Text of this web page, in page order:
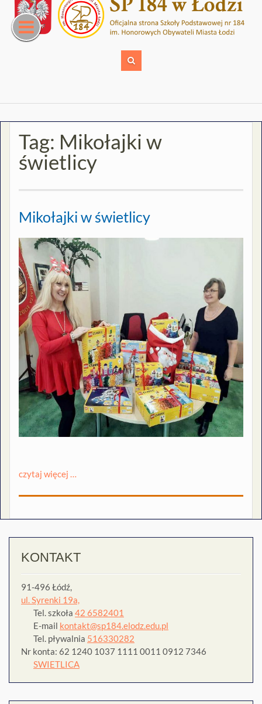
content
Tag: Mikołajki w
świetlicy
Mikołajki w świetlicy
czytaj więcej …
KONTAKT
91-496 Łódź,
ul. Syrenki 19a,
Tel. szkoła 42 6582401
E-mail kontakt@sp184.elodz.edu.pl
Tel. pływalnia 516330282
Nr konta: 62 1240 1037 1111 0011 0912 7346
SWIETLICA